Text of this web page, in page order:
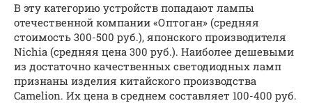
В эту категорию устройств попадают лампы
отечественной компании «Оптоган» (средняя
стоимость 300-500 руб.), японского производителя
Nichia (средняя цена 300 руб.). Наиболее дешевыми
из достаточно качественных светодиодных ламп
признаны изделия китайского производства
Camelion. Их цена в среднем составляет 100-400 руб.